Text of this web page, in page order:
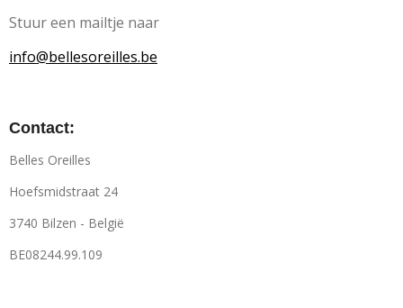
Stuur een mailtje naar
info@bellesoreilles.be
Contact:
Belles Oreilles
Hoefsmidstraat 24
3740 Bilzen - België
BE08244.99.109